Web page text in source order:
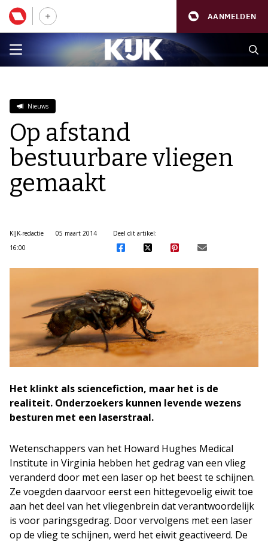
AANMELDEN
Nieuws
Op afstand
bestuurbare vliegen
gemaakt
KIJK-redactie
05 maart 2014
16:00
Deel dit artikel:
Het klinkt als sciencefiction, maar het is de
realiteit. Onderzoekers kunnen levende wezens
besturen met een laserstraal.
Wetenschappers van het Howard Hughes Medical
Institute in Virginia hebben het gedrag van een vlieg
veranderd door met een laser op het beest te schijnen.
Ze voegden daarvoor eerst een hittegevoelig eiwit toe
aan het deel van het vliegenbrein dat verantwoordelijk
is voor paringsgedrag. Door vervolgens met een laser
op de vlieg te schijnen, werd het eiwit geactiveerd. De